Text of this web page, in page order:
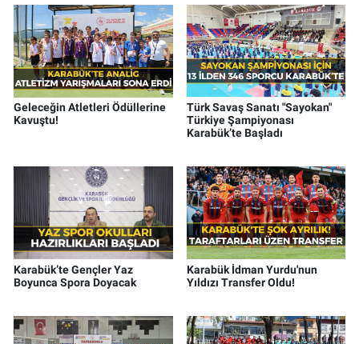
Geleceğin Atletleri Ödüllerine
Kavuştu!
Türk Savaş Sanatı "Sayokan"
Türkiye Şampiyonası
Karabük’te Başladı
Karabük’te Gençler Yaz
Boyunca Spora Doyacak
Karabük İdman Yurdu'nun
Yıldızı Transfer Oldu!